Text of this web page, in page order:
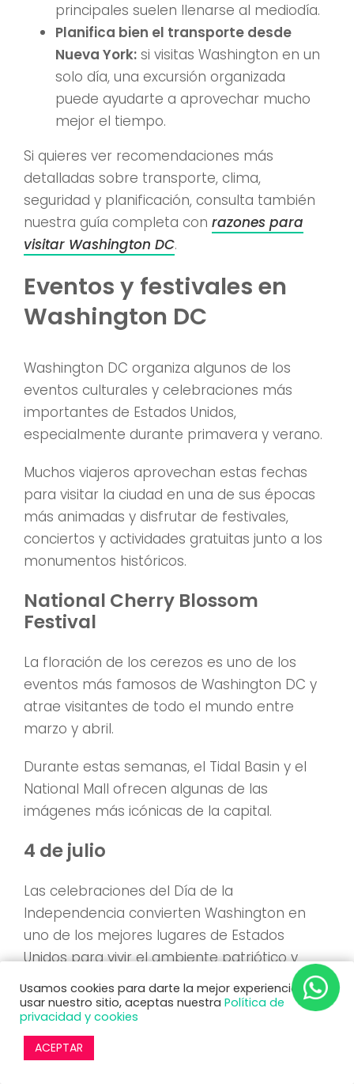
principales suelen llenarse al mediodía.
Planifica bien el transporte desde
Nueva York: si visitas Washington en un
solo día, una excursión organizada
puede ayudarte a aprovechar mucho
mejor el tiempo.
Si quieres ver recomendaciones más
detalladas sobre transporte, clima,
seguridad y planificación, consulta también
nuestra guía completa con razones para
visitar Washington DC.
Eventos y festivales en
Washington DC
Washington DC organiza algunos de los
eventos culturales y celebraciones más
importantes de Estados Unidos,
especialmente durante primavera y verano.
Muchos viajeros aprovechan estas fechas
para visitar la ciudad en una de sus épocas
más animadas y disfrutar de festivales,
conciertos y actividades gratuitas junto a los
monumentos históricos.
National Cherry Blossom
Festival
La floración de los cerezos es uno de los
eventos más famosos de Washington DC y
atrae visitantes de todo el mundo entre
marzo y abril.
Durante estas semanas, el Tidal Basin y el
National Mall ofrecen algunas de las
imágenes más icónicas de la capital.
4 de julio
Las celebraciones del Día de la
Independencia convierten Washington en
uno de los mejores lugares de Estados
Unidos para vivir el ambiente patriótico y
disfrutar de fuegos artificiales junto a
monumentos históricos.
Passport DC
Usamos cookies para darte la mejor experiencia. Al
usar nuestro sitio, aceptas nuestra Política de
privacidad y cookies
ACEPTAR